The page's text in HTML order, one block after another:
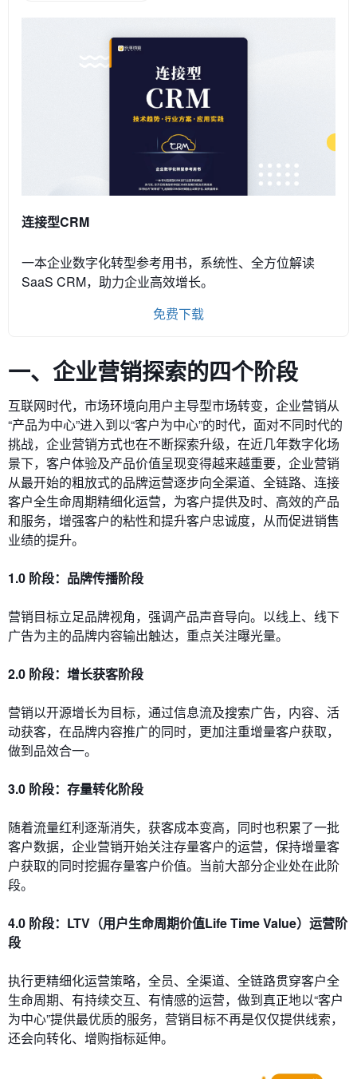
连接型CRM
一本企业数字化转型参考用书，系统性、全方位解读
SaaS CRM，助力企业高效增长。
免费下载
一、 企业营销探索的四个阶段
互联网时代，市场环境向用户主导型市场转变，企业营销从
“产品为中心”进入到以“客户为中心”的时代，面对不同时代的
挑战，企业营销方式也在不断探索升级，在近几年数字化场
景下，客户体验及产品价值呈现变得越来越重要，企业营销
从最开始的粗放式的品牌运营逐步向全渠道、全链路、连接
客户全生命周期精细化运营，为客户提供及时、高效的产品
和服务，增强客户的粘性和提升客户忠诚度，从而促进销售
业绩的提升。
1.0 阶段：品牌传播阶段
营销目标立足品牌视角，强调产品声音导向。以线上、线下
广告为主的品牌内容输出触达，重点关注曝光量。
2.0 阶段：增长获客阶段
营销以开源增长为目标，通过信息流及搜索广告，内容、活
动获客，在品牌内容推广的同时，更加注重增量客户获取，
做到品效合一。
3.0 阶段：存量转化阶段
随着流量红利逐渐消失，获客成本变高，同时也积累了一批
客户数据，企业营销开始关注存量客户的运营，保持增量客
户获取的同时挖掘存量客户价值。当前大部分企业处在此阶
段。
4.0 阶段：LTV（用户生命周期价值Life Time Value）运营阶
段
执行更精细化运营策略，全员、全渠道、全链路贯穿客户全
生命周期、有持续交互、有情感的运营，做到真正地以“客户
为中心”提供最优质的服务，营销目标不再是仅仅提供线索，
还会向转化、增购指标延伸。